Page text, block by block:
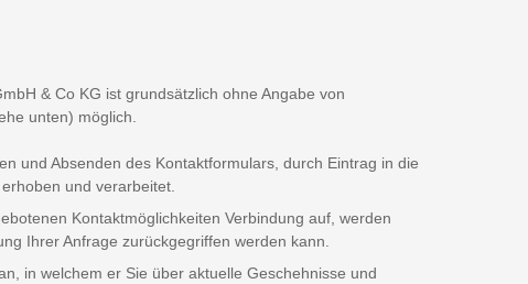
& Co KG ist grundsätzlich ohne Angabe von
unten) möglich.
und Absenden des Kontaktformulars, durch Eintrag in die
und verarbeitet.
Kontaktmöglichkeiten Verbindung auf, werden
Ihrer Anfrage zurückgegriffen werden kann.
in welchem er Sie über aktuelle Geschehnisse und